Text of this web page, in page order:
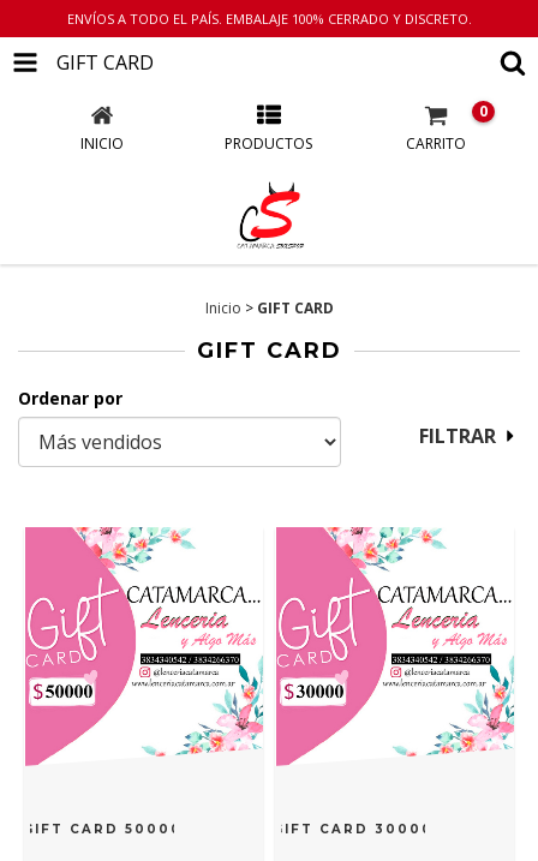
ENVÍOS A TODO EL PAÍS. EMBALAJE 100% CERRADO Y DISCRETO.
GIFT CARD
INICIO PRODUCTOS CARRITO
0
Inicio > GIFT CARD
GIFT CARD
Ordenar por
FILTRAR
GIFT CARD 50000 GIFT CARD 30000